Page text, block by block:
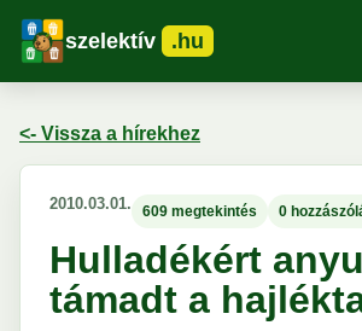
szelektív .hu
<- Vissza a hírekhez
2010.03.01. 609 megtekintés 0
Hulladékért
támadt a